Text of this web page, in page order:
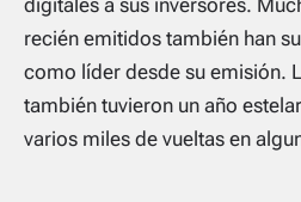
digitales a sus inversores.
recién emitidos también han
como líder desde su emisión.
también tuvieron un año
varios miles de vueltas en